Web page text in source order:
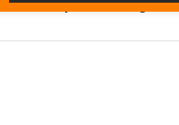
Accentstrip LVT Design